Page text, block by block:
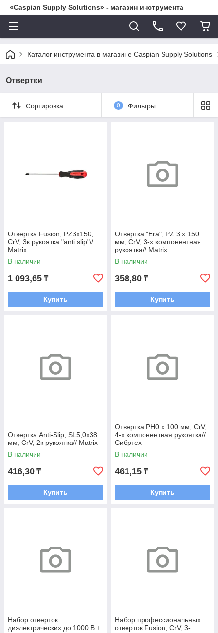
«Caspian Supply Solutions» - магазин инструмента
Каталог инструмента в магазине Caspian Supply Solutions
Отвертки
Сортировка 0 Фильтры
Отвертка Fusion, PZ3x150,
CrV, 3к рукоятка "anti slip"//
Matrix
В наличии
1 093,65 ₸
Купить
Отвертка "Era", PZ 3 x 150
мм, CrV, 3-х компонентная
рукоятка// Matrix
В наличии
358,80 ₸
Купить
Отвертка Anti-Slip, SL5,0х38
мм, CrV, 2к рукоятка// Matrix
В наличии
416,30 ₸
Купить
Отвертка PH0 х 100 мм, CrV,
4-х компонентная рукоятка//
Сибртех
В наличии
461,15 ₸
Купить
Набор отверток
диэлектрических до 1000 В +
Набор профессиональных
отверток Fusion, CrV, 3-